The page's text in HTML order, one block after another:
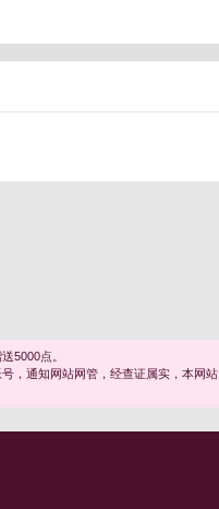
5000点。
，通知网站网管，经查证属实，本网站